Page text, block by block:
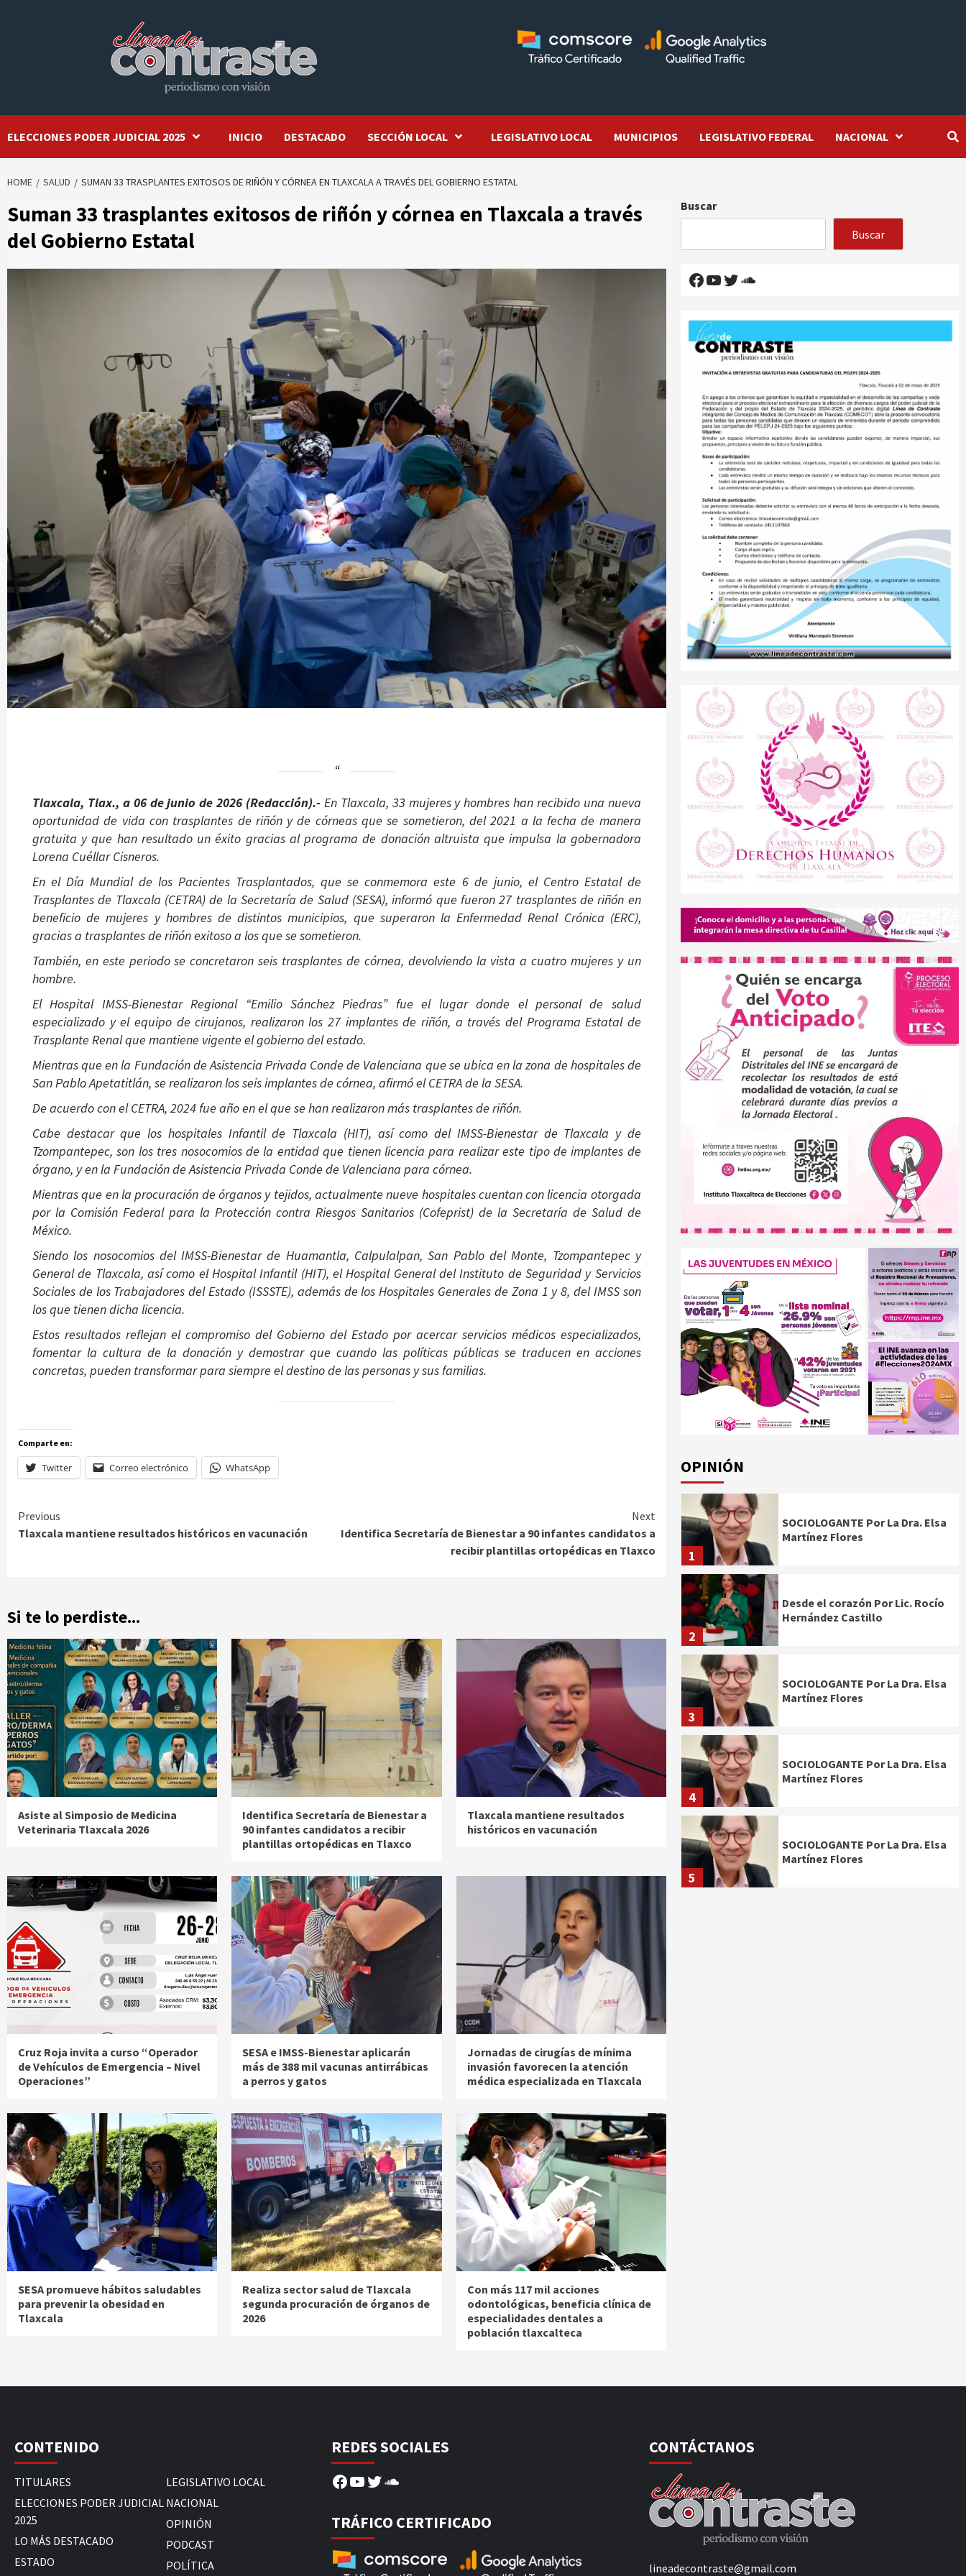
ELECCIONES PODER JUDICIAL 2025 INICIO DESTACADO SECCIÓN LOCAL LEGISLATIVO LOCAL MUNICIPIOS LEGISLATIVO FEDERAL NACIONAL
HOME SALUD SUMAN 33 TRASPLANTES EXITOSOS DE RIÑÓN Y CÓRNEA EN TLAXCALA A TRAVÉS DEL GOBIERNO ESTATAL
Suman 33 trasplantes exitosos de riñón y córnea en Tlaxcala a través
del Gobierno Estatal
Tlaxcala, Tlax., a 06 de junio de 2026 (Redacción).- En Tlaxcala, 33 mujeres y hombres han recibido una nueva
oportunidad de vida con trasplantes de riñón y de córneas que se sometieron, del 2021 a la fecha de manera
gratuita y que han resultado un éxito gracias al programa de donación altruista que impulsa la gobernadora
Lorena Cuéllar Cisneros.
En el Día Mundial de los Pacientes Trasplantados, que se conmemora este 6 de junio, el Centro Estatal de
Trasplantes de Tlaxcala (CETRA) de la Secretaría de Salud (SESA), informó que fueron 27 trasplantes de riñón en
beneficio de mujeres y hombres de distintos municipios, que superaron la Enfermedad Renal Crónica (ERC),
gracias a trasplantes de riñón exitoso a los que se sometieron.
También, en este periodo se concretaron seis trasplantes de córnea, devolviendo la vista a cuatro mujeres y un
hombre.
El Hospital IMSS-Bienestar Regional “Emilio Sánchez Piedras” fue el lugar donde el personal de salud
especializado y el equipo de cirujanos, realizaron los 27 implantes de riñón, a través del Programa Estatal de
Trasplante Renal que mantiene vigente el gobierno del estado.
Mientras que en la Fundación de Asistencia Privada Conde de Valenciana que se ubica en la zona de hospitales de
San Pablo Apetatitlán, se realizaron los seis implantes de córnea, afirmó el CETRA de la SESA.
De acuerdo con el CETRA, 2024 fue año en el que se han realizaron más trasplantes de riñón.
Cabe destacar que los hospitales Infantil de Tlaxcala (HIT), así como del IMSS-Bienestar de Tlaxcala y de
Tzompantepec, son los tres nosocomios de la entidad que tienen licencia para realizar este tipo de implantes de
órgano, y en la Fundación de Asistencia Privada Conde de Valenciana para córnea.
Mientras que en la procuración de órganos y tejidos, actualmente nueve hospitales cuentan con licencia otorgada
por la Comisión Federal para la Protección contra Riesgos Sanitarios (Cofeprist) de la Secretaría de Salud de
México.
Siendo los nosocomios del IMSS-Bienestar de Huamantla, Calpulalpan, San Pablo del Monte, Tzompantepec y
General de Tlaxcala, así como el Hospital Infantil (HIT), el Hospital General del Instituto de Seguridad y Servicios
Sociales de los Trabajadores del Estado (ISSSTE), además de los Hospitales Generales de Zona 1 y 8, del IMSS son
los que tienen dicha licencia.
Estos resultados reflejan el compromiso del Gobierno del Estado por acercar servicios médicos especializados,
fomentar la cultura de la donación y demostrar que cuando las políticas públicas se traducen en acciones
concretas, pueden transformar para siempre el destino de las personas y sus familias.
Comparte en:
Twitter Correo electrónico WhatsApp
Continue
Previous
Tlaxcala mantiene resultados históricos en vacunación
Next
Identifica Secretaría de Bienestar a 90 infantes candidatos a
recibir plantillas ortopédicas en Tlaxco
Si te lo perdiste...
Asiste al Simposio de Medicina
Veterinaria Tlaxcala 2026
Identifica Secretaría de Bienestar a
90 infantes candidatos a recibir
plantillas ortopédicas en Tlaxco
Tlaxcala mantiene resultados
históricos en vacunación
Cruz Roja invita a curso “Operador
de Vehículos de Emergencia – Nivel
Operaciones”
SESA e IMSS-Bienestar aplicarán
más de 388 mil vacunas antirrábicas
a perros y gatos
Jornadas de cirugías de mínima
invasión favorecen la atención
médica especializada en Tlaxcala
SESA promueve hábitos saludables
para prevenir la obesidad en
Tlaxcala
Realiza sector salud de Tlaxcala
segunda procuración de órganos de
2026
Con más 117 mil acciones
odontológicas, beneficia clínica de
especialidades dentales a
población tlaxcalteca
Buscar
Buscar
Facebook
YouTube
Twitter
SoundCloud
OPINIÓN
1
SOCIOLOGANTE Por La Dra. Elsa
Martínez Flores
2
Desde el corazón Por Lic. Rocío
Hernández Castillo
3
SOCIOLOGANTE Por La Dra. Elsa
Martínez Flores
4
SOCIOLOGANTE Por La Dra. Elsa
Martínez Flores
5
SOCIOLOGANTE Por La Dra. Elsa
Martínez Flores
CONTENIDO
TITULARES
ELECCIONES PODER JUDICIAL
2025
LO MÁS DESTACADO
ESTADO
LEGISLATIVO LOCAL
NACIONAL
OPINIÓN
PODCAST
POLÍTICA
REDES SOCIALES
Facebook
YouTube
Twitter
SoundCloud
TRÁFICO CERTIFICADO
CONTÁCTANOS
lineadecontraste@gmail.com